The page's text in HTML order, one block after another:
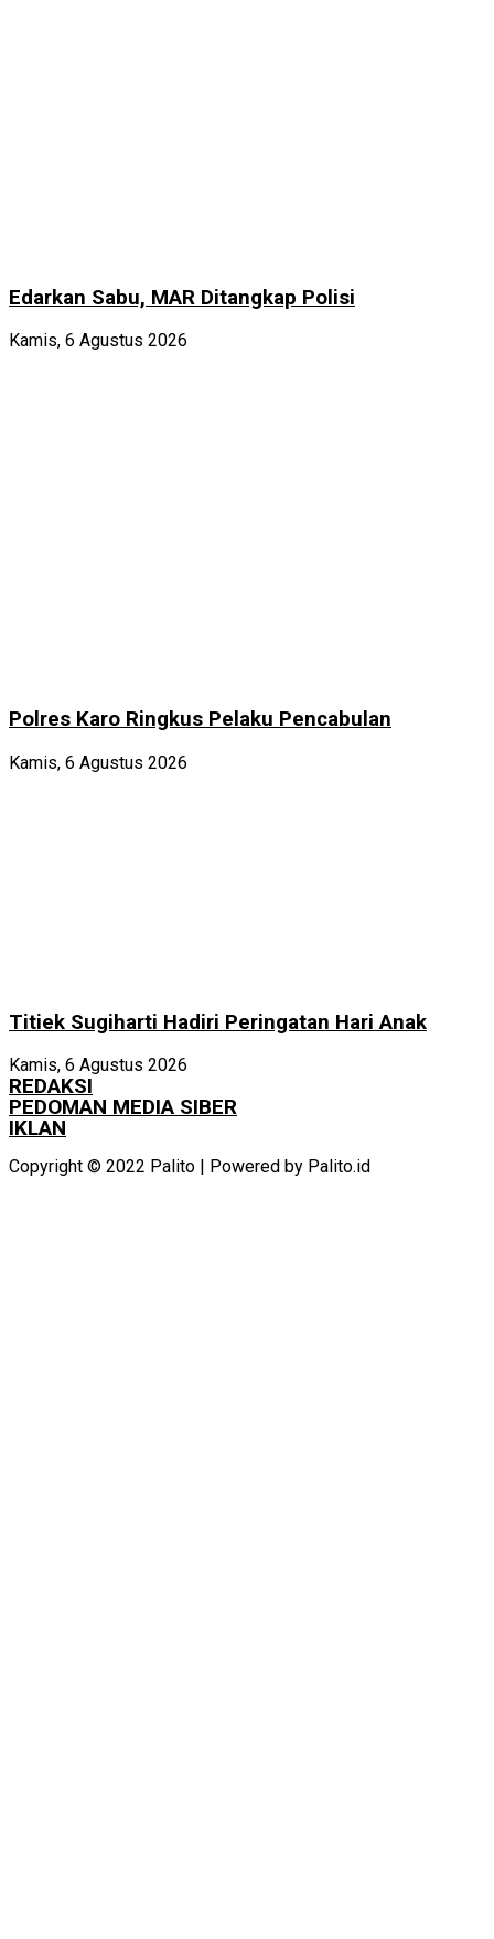
Edarkan Sabu, MAR Ditangkap Polisi
Kamis, 6 Agustus 2026
Polres Karo Ringkus Pelaku Pencabulan
Kamis, 6 Agustus 2026
Titiek Sugiharti Hadiri Peringatan Hari Anak
Kamis, 6 Agustus 2026
REDAKSI
PEDOMAN MEDIA SIBER
IKLAN
Copyright © 2022 Palito | Powered by Palito.id